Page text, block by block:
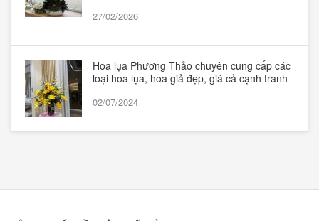
27/02/2026
Hoa lụa Phương Thảo chuyên cung cấp các
loại hoa lụa, hoa giả đẹp, giá cả cạnh tranh
02/07/2024